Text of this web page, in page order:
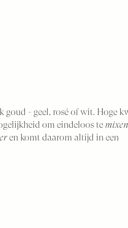
goud - geel, rosé of wit. Hoge
om eindeloos te
en komt daarom altijd in een